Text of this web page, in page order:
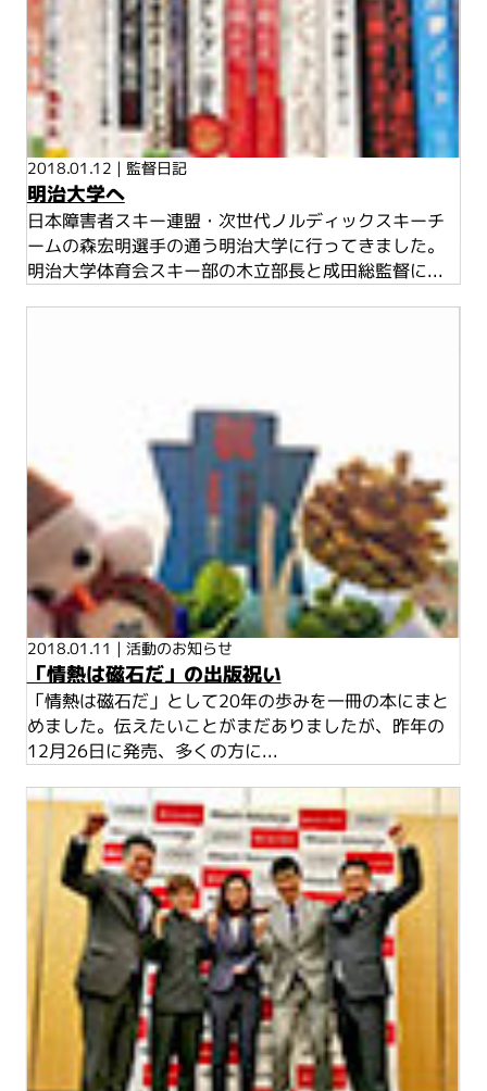
2018.01.12 | 監督日記
明治大学へ
日本障害者スキー連盟・次世代ノルディックスキーチ
ームの森宏明選手の通う明治大学に行ってきました。
明治大学体育会スキー部の木立部長と成田総監督に...
2018.01.11 | 活動のお知らせ
「情熱は磁石だ」の出版祝い
「情熱は磁石だ」として20年の歩みを一冊の本にまと
めました。伝えたいことがまだありましたが、昨年の
12月26日に発売、多くの方に...